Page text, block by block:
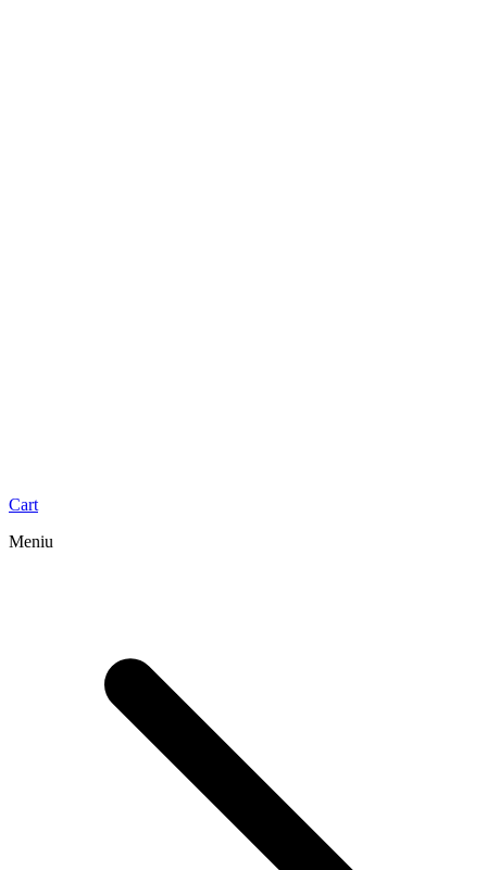
Cart
Meniu